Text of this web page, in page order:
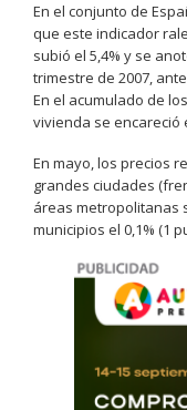
En el conjunto de
que este indicador
subió el 5,4% y se
trimestre de 2007,
En el acumulado de
vivienda se encareció
En mayo, los precios
grandes ciudades
áreas metropolitanas
municipios el 0,1% (1